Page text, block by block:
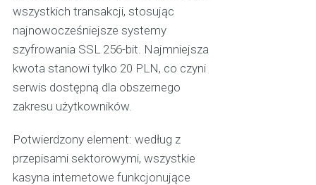
wszystkich transakcji, stosując
najnowocześniejsze systemy
szyfrowania SSL 256-bit. Najmniejsza
kwota stanowi tylko 20 PLN, co czyni
serwis dostępną dla obszernego
zakresu użytkowników.
Potwierdzony element: według z
przepisami sektorowymi, wszystkie
kasyna internetowe funkcjonujące